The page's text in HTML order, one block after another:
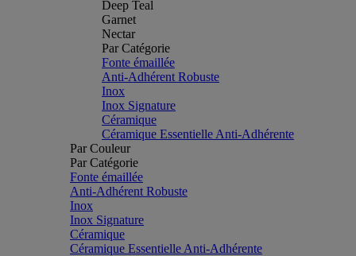
Deep Teal
Garnet
Nectar
Par Catégorie
Fonte émaillée
Anti-Adhérent Robuste
Inox
Inox Signature
Céramique
Céramique Essentielle Anti-Adhérente
Par Couleur
Par Catégorie
Fonte émaillée
Anti-Adhérent Robuste
Inox
Inox Signature
Céramique
Céramique Essentielle Anti-Adhérente